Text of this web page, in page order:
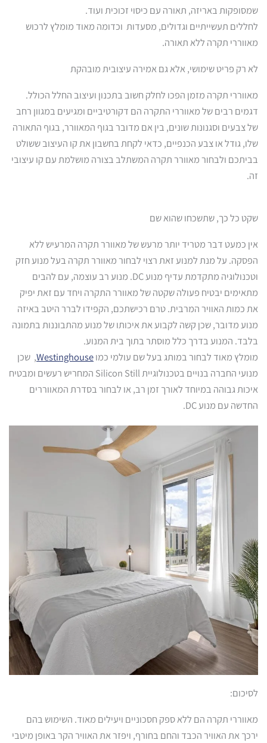
שמסופקות באריזה, תאורה עם כיסוי זכוכית ועוד.
לחללים תעשייתיים וגדולים, מסעדות וכדומה מאוד מומלץ לרכוש
מאווררי תקרה ללא תאורה.
לא רק פריט שימושי, אלא גם אמירה עיצובית מובהקת
מאווררי תקרה מזמן הפכו לחלק חשוב בתכנון ועיצוב החלל הכולל.
דגמים רבים של מאווררי התקרה הם דקורטיביים ומגיעים במגוון רחב
של צבעים וסגנונות שונים, בין אם מדובר בגוף המאוורר, בגוף התאורה
שלו, גודל או צבע הכנפיים, כדאי לקחת בחשבון את קו העיצוב ששולט
בביתכם ולבחור מאוורר תקרה המשתלב בצורה מושלמת עם קו עיצובי
זה.
שקט כל כך, שתשכחו שהוא שם
אין כמעט דבר מטריד יותר מרעש של מאוורר תקרה המרעיש ללא
הפסקה. על מנת למנוע זאת רצוי לבחור מאוורר תקרה בעל מנוע חזק
וטכנולוגיה מתקדמת עדיף מנוע DC. מנוע רב עוצמה, עם להבים
מתאימים יבטיח פעולה שקטה של מאוורר התקרה ויחד עם זאת יפיק
את כמות האוויר המרבית. טרם רכישתכם, הקפידו לברר היטב באיזה
מנוע מדובר, שכן קשה לקבוע את איכותו של מנוע מהתבוננות בתמונה
בלבד. המנוע בדרך כלל מוסתר בתוך בית המנוע.
מומלץ מאוד לבחור במותג בעל שם עולמי כמוWestinghouse, שכן
מנועי החברה בנויים בטכנולוגייתSilicon Still המחריש רעשים ומבטיח
איכות גבוהה במיוחד לאורך זמן רב, או לבחור בסדרת המאווררים
החדשה עם מנוע DC.
לסיכום:
מאווררי תקרה הם ללא ספק חסכוניים ויעילים מאוד. השימוש בהם
ירכך את האוויר הכבד והחם בחורף, ויפזר את האוויר הקר באופן מיטבי